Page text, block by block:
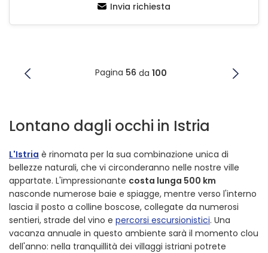
Invia richiesta
Pagina 56 da 100
Lontano dagli occhi in Istria
L'Istria è rinomata per la sua combinazione unica di
bellezze naturali, che vi circonderanno nelle nostre ville
appartate. L'impressionante costa lunga 500 km
nasconde numerose baie e spiagge, mentre verso l'interno
lascia il posto a colline boscose, collegate da numerosi
sentieri, strade del vino e percorsi escursionistici. Una
vacanza annuale in questo ambiente sarà il momento clou
dell'anno: nella tranquillità dei villaggi istriani potrete